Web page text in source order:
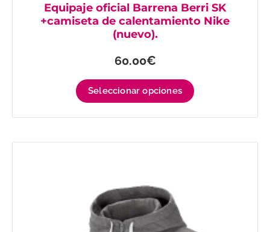
Equipaje oficial Barrena Berri SK
+camiseta de calentamiento Nike
(nuevo).
60.00€
Seleccionar opciones